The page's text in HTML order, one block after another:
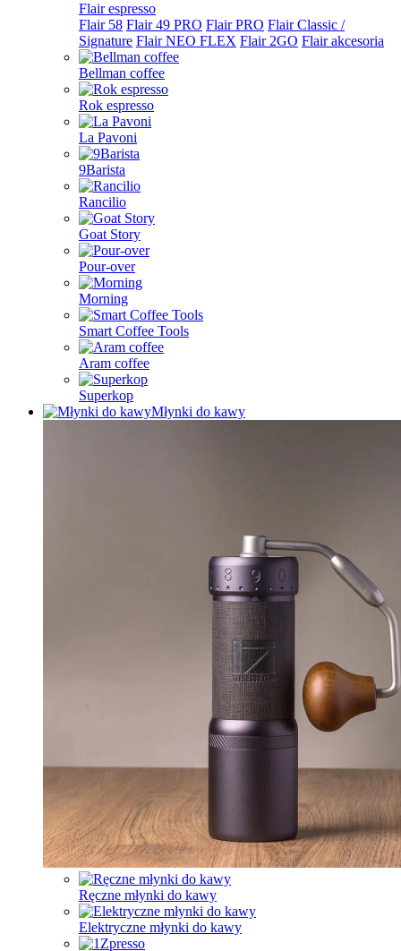
Flair espresso
Flair 58 Flair 49 PRO Flair PRO Flair Classic /
Signature Flair NEO FLEX Flair 2GO Flair akcesoria
Bellman coffee
Rok espresso
La Pavoni
9Barista
Rancilio
Goat Story
Pour-over
Morning
Smart Coffee Tools
Aram coffee
Superkop
Młynki do kawy
Ręczne młynki do kawy
Elektryczne młynki do kawy